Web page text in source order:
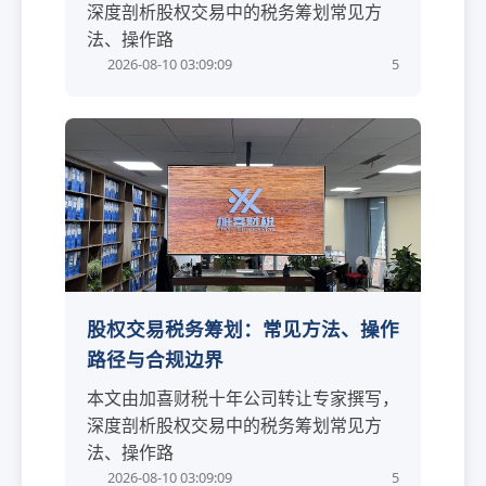
深度剖析股权交易中的税务筹划常见方
法、操作路
2026-08-10 03:09:09 5
股权交易税务筹划：常见方法、操作
路径与合规边界
本文由加喜财税十年公司转让专家撰写，
深度剖析股权交易中的税务筹划常见方
法、操作路
2026-08-10 03:09:09 5